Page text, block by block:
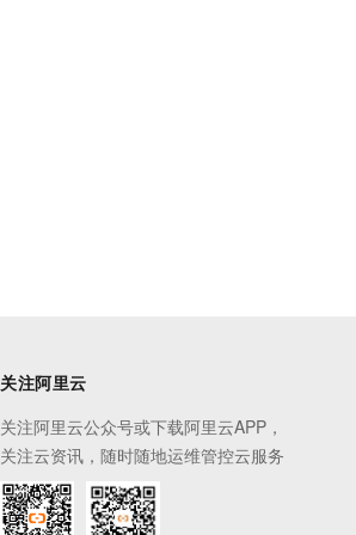
关注阿里云
关注阿里云公众号或下载阿里云APP，
关注云资讯，随时随地运维管控云服务